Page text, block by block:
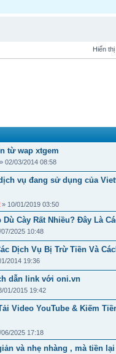
Hiển
từ wap xtgem
» 02/03/2014 08:58
vụ đang sử dụng của
» 10/01/2019 03:50
Dù Cày Rất Nhiều? Đây Là
07/2025 10:48
Dịch Vụ Bị Trừ Tiền Và
2014 19:36
dẫn link với oni.vn
01/2015 19:42
Video YouTube & Kiếm
06/2025 17:18
và nhẹ nhàng , mà tiền